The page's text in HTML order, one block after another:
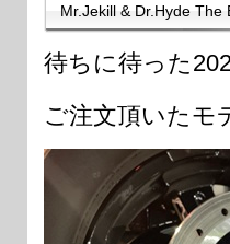
Mr.Jekill & Dr.Hyde The
待ちに待った
ご注文頂いたモ